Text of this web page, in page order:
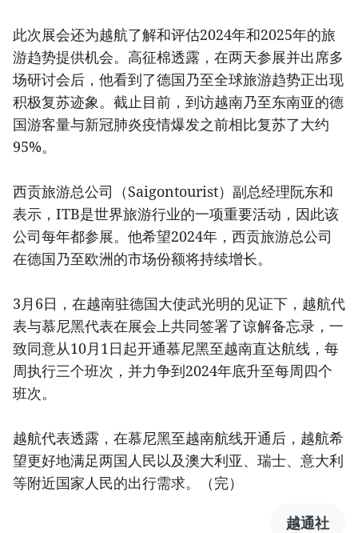
此次展会还为越航了解和评估2024年和2025年的旅
游趋势提供机会。高征棉透露，在两天参展并出席多
场研讨会后，他看到了德国乃至全球旅游趋势正出现
积极复苏迹象。截止目前，到访越南乃至东南亚的德
国游客量与新冠肺炎疫情爆发之前相比复苏了大约
95%。
西贡旅游总公司（Saigontourist）副总经理阮东和
表示，ITB是世界旅游行业的一项重要活动，因此该
公司每年都参展。他希望2024年，西贡旅游总公司
在德国乃至欧洲的市场份额将持续增长。
3月6日，在越南驻德国大使武光明的见证下，越航代
表与慕尼黑代表在展会上共同签署了谅解备忘录，一
致同意从10月1日起开通慕尼黑至越南直达航线，每
周执行三个班次，并力争到2024年底升至每周四个
班次。
越航代表透露，在慕尼黑至越南航线开通后，越航希
望更好地满足两国人民以及澳大利亚、瑞士、意大利
等附近国家人民的出行需求。（完）
越通社